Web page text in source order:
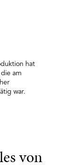
hat
am
war.
von